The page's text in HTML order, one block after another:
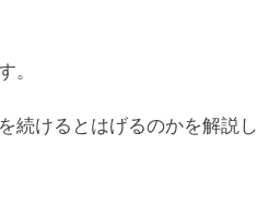
。
続けるとはげるのかを解説し